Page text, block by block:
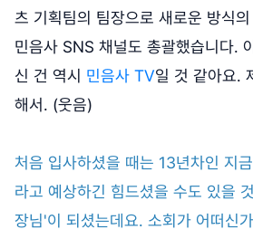
츠 기획팀의 팀장으로 새로운 방식
민음사 SNS 채널도 총괄했습니다.
신 건 역시 민음사 TV일 것 같아요.
해서. (웃음)
처음 입사하셨을 때는 13년차인 지
라고 예상하긴 힘드셨을 수도 있을
장님'이 되셨는데요. 소회가 어떠신